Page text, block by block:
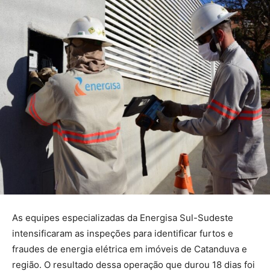
As equipes especializadas da Energisa Sul-Sudeste
intensificaram as inspeções para identificar furtos e
fraudes de energia elétrica em imóveis de Catanduva e
região. O resultado dessa operação que durou 18 dias foi